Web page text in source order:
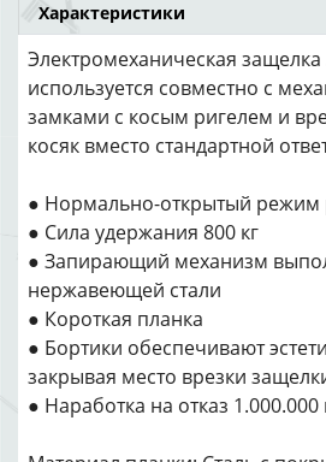
Характеристики
Электромеханическая защелка
используется совместно с
замками с косым ригелем и
косяк вместо стандартной
● Нормально-открытый режим
● Сила удержания 800 кг
● Запирающий механизм
нержавеющей стали
● Короткая планка
● Бортики обеспечивают
закрывая место врезки
● Наработка на отказ